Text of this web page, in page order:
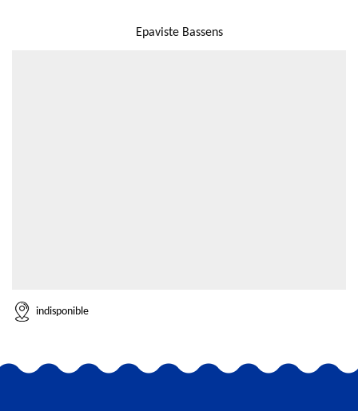
Epaviste Bassens
indisponible